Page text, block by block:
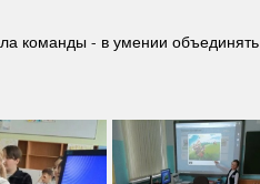
команды - в умении объединять